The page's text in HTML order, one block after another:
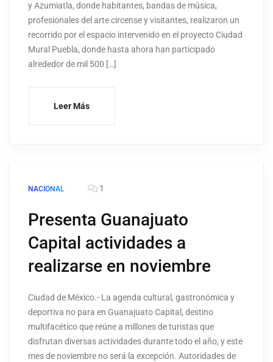
y Azumiatla, donde habitantes, bandas de música,
profesionales del arte circense y visitantes, realizaron un
recorrido por el espacio intervenido en el proyecto Ciudad
Mural Puebla, donde hasta ahora han participado
alrededor de mil 500 […]
Leer Más
NACIONAL 1
Presenta Guanajuato
Capital actividades a
realizarse en noviembre
Ciudad de México.- La agenda cultural, gastronómica y
deportiva no para en Guanajuato Capital, destino
multifacético que reúne a millones de turistas que
disfrutan diversas actividades durante todo el año, y este
mes de noviembre no será la excepción. Autoridades de